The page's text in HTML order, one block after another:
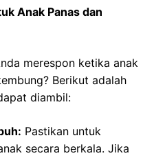
Anak Panas dan
merespon ketika anak
Berikut adalah
diambil:
Pastikan untuk
secara berkala. Jika